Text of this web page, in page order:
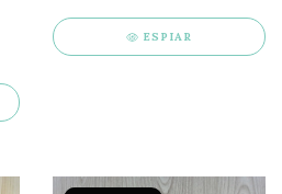
ESPIAR